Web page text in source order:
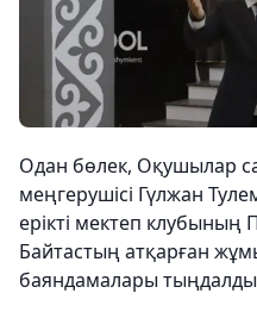
Одан бөлек, Оқушылар
меңгерушісі Гүлжан
ерікті мектеп клубының
Байтастың атқарған
баяндамалары